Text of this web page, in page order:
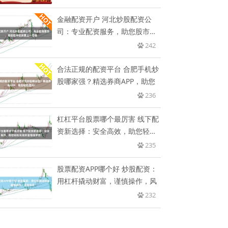
金融配资开户 河北炒股配资公
司：专业配资服务，助您股市投
242
合法正规的配资平台 合肥手机炒
股哪家强？精选券商APP，助您
236
杠杠平台股票哪个最厉害 线下配
资新选择：安全高效，助您轻松
235
股票配资APP哪个好 炒股配资：
用杠杆撬动财富，谨慎操作，风
232